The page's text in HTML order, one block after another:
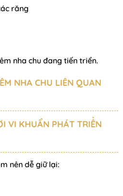
răng
nha chu đang tiến triển.
NHA CHU LIÊN QUAN
VI KHUẨN PHÁT TRIỂN
nên dễ giữ lại: